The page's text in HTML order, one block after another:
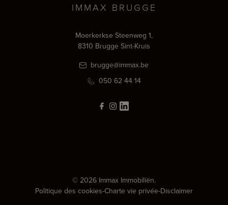
IMMAX BRUGGE
Moerkerkse Steenweg 1,
8310 Brugge Sint-Kruis
brugge@immax.be
050 62 44 14
© 2026 Immax Immobiliën.
Politique des cookies-Charte vie privée-Disclaimer